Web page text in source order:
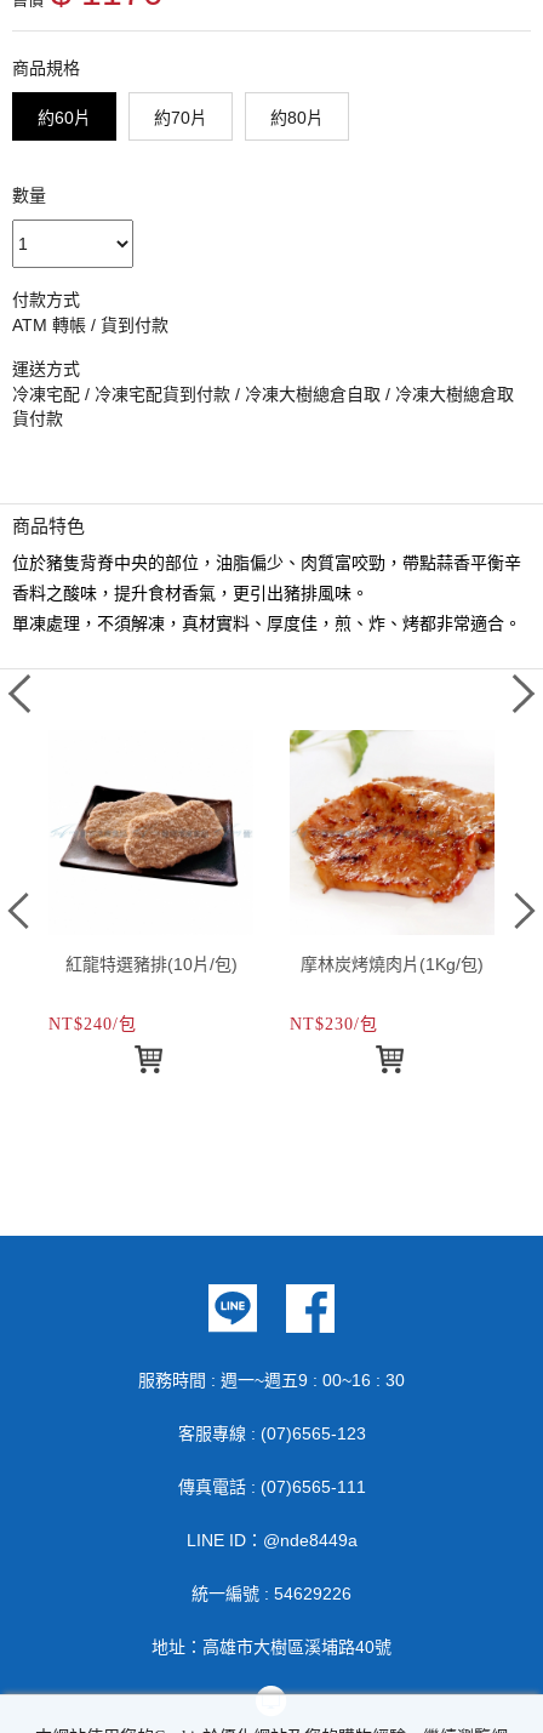
商品規格
約60片 約70片 約80片
數量
付款方式
ATM 轉帳 / 貨到付款
運送方式
冷凍宅配 / 冷凍宅配貨到付款 / 冷凍大樹總倉自取 / 冷凍大樹總倉取
貨付款
商品特色
位於豬隻背脊中央的部位，油脂偏少、肉質富咬勁，帶點蒜香平衡辛
香料之酸味，提升食材香氣，更引出豬排風味。
單凍處理，不須解凍，真材實料、厚度佳，煎、炸、烤都非常適合。
紅龍特選豬排(10片/包)
NT$240/包
摩林炭烤燒肉片(1Kg/包)
NT$230/包
服務時間 : 週一~週五9 : 00~16 : 30
客服專線 : (07)6565-123
傳真電話 : (07)6565-111
LINE ID：@nde8449a
統一編號 : 54629226
地址：高雄市大樹區溪埔路40號